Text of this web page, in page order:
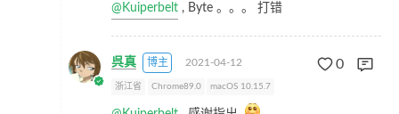
@Kuiperbelt , Byte 。。。 打错
呉真 博主 2021-04-12 0
浙江省 Chrome89.0 macOS 10.15.7